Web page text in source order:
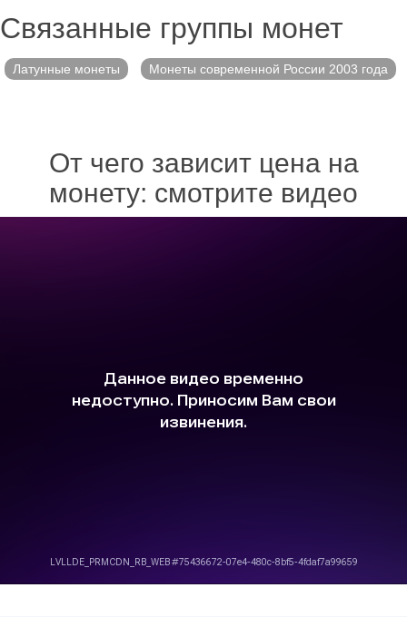
Связанные группы монет
Латунные монеты Монеты современной России 2003 года
От чего зависит цена на
монету: смотрите видео